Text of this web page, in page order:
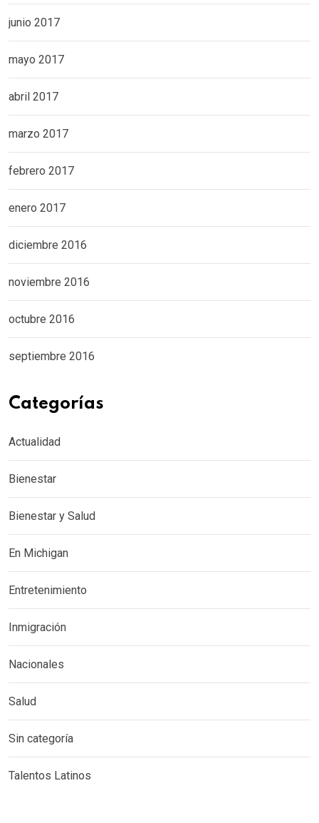
junio 2017
mayo 2017
abril 2017
marzo 2017
febrero 2017
enero 2017
diciembre 2016
noviembre 2016
octubre 2016
septiembre 2016
Categorías
Actualidad
Bienestar
Bienestar y Salud
En Michigan
Entretenimiento
Inmigración
Nacionales
Salud
Sin categoría
Talentos Latinos